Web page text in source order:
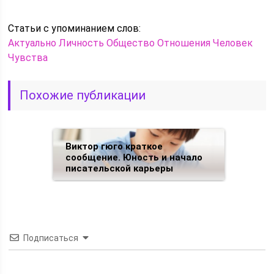
Статьи c упоминанием слов:
Актуально Личность Общество Отношения Человек
Чувства
Похожие публикации
Виктор гюго краткое
сообщение. Юность и начало
писательской карьеры
Подписаться